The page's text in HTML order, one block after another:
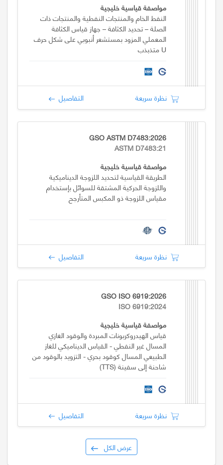
مواصفة قياسية خليجية
النفط الخام والمنتجات النفطية والمنتجات ذات
الصلة – تحديد الكثافة – جهاز قياس الكثافة
المعملي المزود بمستشعر أنبوبي على شكل حرف
U متذبذب
نظرة سريعة التفاصيل
GSO ASTM D7483:2026
ASTM D7483:21
مواصفة قياسية خليجية
الطريقة القياسية لتحديد اللزوجة الديناميكية
واللزوجة الحركية المشتقة للسوائل بإستخدام
مقياس اللزوجة ذو المكبس المتأرجح
نظرة سريعة التفاصيل
GSO ISO 6919:2026
ISO 6919:2024
مواصفة قياسية خليجية
قياس الهيدروكربونات المبردة والوقود الغازي
المسال غير النفطي - القياس الديناميكي للغاز
الطبيعي المسال كوقود بحري - التزويد بالوقود من
شاحنة إلى سفينة (TTS)
نظرة سريعة التفاصيل
عرض الكل